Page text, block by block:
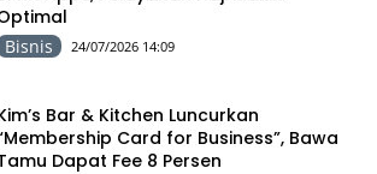
Bisnis 24/07/2026 14:09
Bar & Kitchen Luncurkan
Card for Business”, Bawa
Dapat Fee 8 Persen